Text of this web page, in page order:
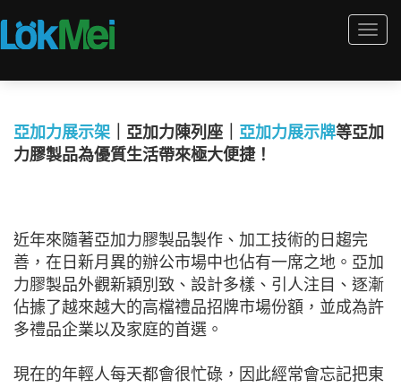
亞加力展示架 ｜亞加力陳列座｜ 亞加力展示牌等亞加
力膠製品為優質生活帶來極大便捷！
近年來隨著亞加力膠製品製作、加工技術的日趨完
善，在日新月異的辦公市場中也佔有一席之地。亞加
力膠製品外觀新穎別致、設計多樣、引人注目、逐漸
佔據了越來越大的高檔禮品招牌市場份額，並成為許
多禮品企業以及家庭的首選。
現在的年輕人每天都會很忙碌，因此經常會忘記把東